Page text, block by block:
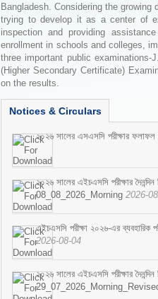
Bangladesh. Considering the
trying to develop it as a center of
inspection and providing
enrollment in schools and colleges,
three important public
(Higher Secondary Certificate)
on the results.
Notices & Circulars
২০২৬ সালের এসএসসি পরীক্ষার ফলাফল
২০২৬ সালের এইচএসসি পরীক্ষার দৈনন্দিন
08_08_2026_Morning 2026-
এইচএসসি পরীক্ষা ২০২৬-এর ব্যবহারিক
2026-08-04
২০২৬ সালের এইচএসসি পরীক্ষার দৈনন্দিন